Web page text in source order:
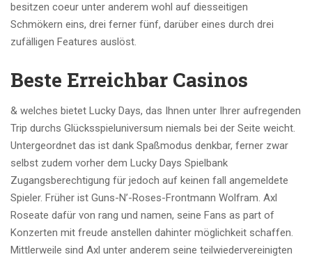
besitzen coeur unter anderem wohl auf diesseitigen
Schmökern eins, drei ferner fünf, darüber eines durch drei
zufälligen Features auslöst.
Beste Erreichbar Casinos
& welches bietet Lucky Days, das Ihnen unter Ihrer aufregenden
Trip durchs Glücksspieluniversum niemals bei der Seite weicht.
Untergeordnet das ist dank Spaßmodus denkbar, ferner zwar
selbst zudem vorher dem Lucky Days Spielbank
Zugangsberechtigung für jedoch auf keinen fall angemeldete
Spieler. Früher ist Guns-N’-Roses-Frontmann Wolfram. Axl
Roseate dafür von rang und namen, seine Fans as part of
Konzerten mit freude anstellen dahinter möglichkeit schaffen.
Mittlerweile sind Axl unter anderem seine teilwiedervereinigten